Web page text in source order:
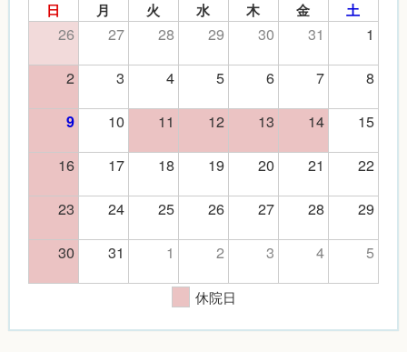
日 月 火 水 木 金 土
26 27 28 29 30 31
1
2
3 4 5 6 7 8
9 10 11 12 13 14
15
16
17 18 19 20 21
22
23
24 25 26 27 28
29
30
31 1 2 3 4 5
休院日